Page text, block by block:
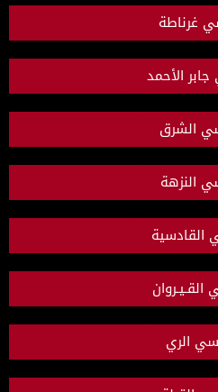
غرناطة
الأحمد
الشرق
النزهة
القادسية
القـيـروان
الري